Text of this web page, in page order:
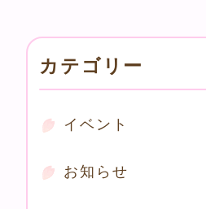
カテゴリー
イベント
お知らせ